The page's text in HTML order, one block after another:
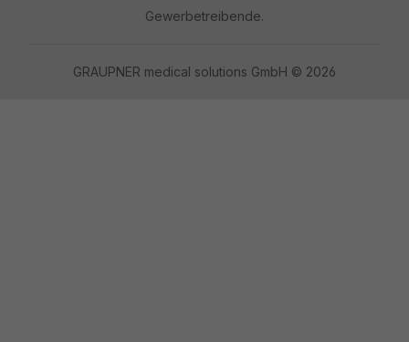
Gewerbetreibende.
GRAUPNER medical solutions GmbH © 2026